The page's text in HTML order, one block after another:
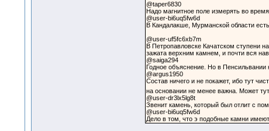
@taper6830
Надо магнитное поле измерять во
@user-bi6uq5fw6d
В Кандалакше, Мурманской области
@user-uf5fc6xb7m
В Петропавловске Качатском ступени
зажата верхним камнем, и почти вся
@saiga294
Годное объяснение. Но в Пенсильвании
@argus1950
Состав ничего и не покажет, ибо тут
на основании не менее важна. Может
@user-dr3lx5lg8t
Звенит камень, который был отлит с
@user-bi6uq5fw6d
Дело в том, что э подобные камни